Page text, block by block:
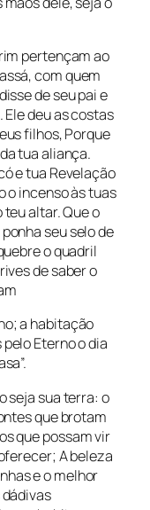
pertençam ao
com quem
de seu pai e
Ele deu as costas
filhos, Porque
tua aliança.
e tua Revelação
o incenso às tuas
altar. Que o
seu selo de
o quadril
de saber o
a habitação
Eterno o dia
seja sua terra: o
que brotam
que possam vir
A beleza
e o melhor